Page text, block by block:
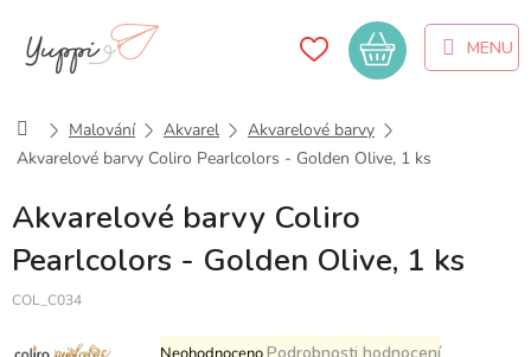
obsah
Nákupní
košík
DomůMalování Akvarel
Akvarelové barvy
Akvarelové barvy Coliro Pearlcolors - Golden Olive, 1 ks
Akvarelové barvy Coliro
Pearlcolors - Golden Olive, 1 ks
COL_C034
Průměrné